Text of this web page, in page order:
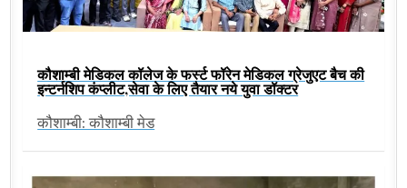
कौशाम्बी मेडिकल कॉलेज के फर्स्ट फॉरेन मेडिकल ग्रेजुएट बैच की
इन्टर्नशिप कंप्लीट,सेवा के लिए तैयार नये युवा डॉक्टर
कौशाम्बी: कौशाम्बी मेड